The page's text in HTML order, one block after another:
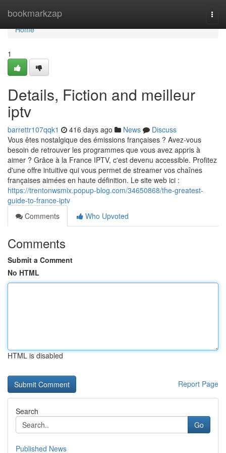
bookmarkzap
Home
Home
1
Details, Fiction and meilleur
iptv​
barrettr107qqk1 416 days ago News
Discuss
Vous êtes nostalgique des émissions françaises ? Avez-vous
besoin de retrouver les programmes que vous avez appris à
aimer ? Grâce à la France IPTV, c'est devenu accessible. Profitez
d'une offre intuitive qui vous permet de streamer vos chaînes
françaises aimées en haute définition. Le site web ici :
https://trentonwsmix.popup-blog.com/34650868/the-greatest-
guide-to-france-iptv
Comments
Who Upvoted
Comments
Submit a Comment
No HTML
HTML is disabled
Report Page
Search
Go
Published News